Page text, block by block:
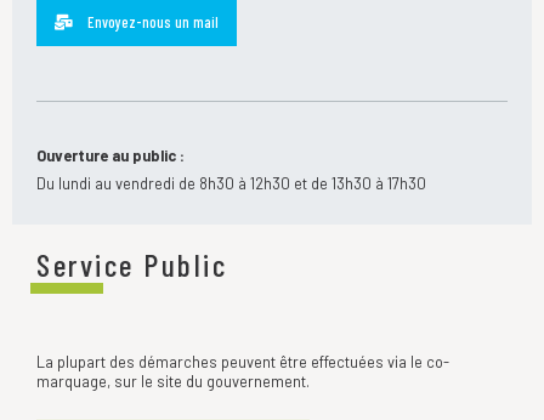
Service Public
La plupart des démarches peuvent être effectuées via le co-
marquage, sur le site du gouvernement.
Envoyez-nous un mail
Ouverture au public :
Du lundi au vendredi de 8h30 à 12h30 et de 13h30 à 17h30